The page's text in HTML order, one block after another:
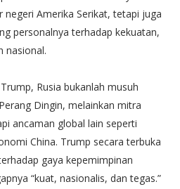
Amerika Serikat, tetapi juga
personalnya terhadap kekuatan,
nasional.
Rusia bukanlah musuh
Dingin, melainkan mitra
ancaman global lain seperti
China. Trump secara terbuka
gaya kepemimpinan
“kuat, nasionalis, dan tegas.”